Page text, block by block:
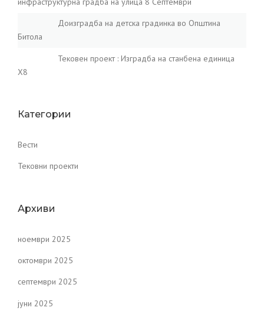
Доизградба на детска градинка во Општина
Битола
Тековен проект : Изградба на станбена единица
X8
Категории
Вести
Тековни проекти
Архиви
ноември 2025
октомври 2025
септември 2025
јуни 2025